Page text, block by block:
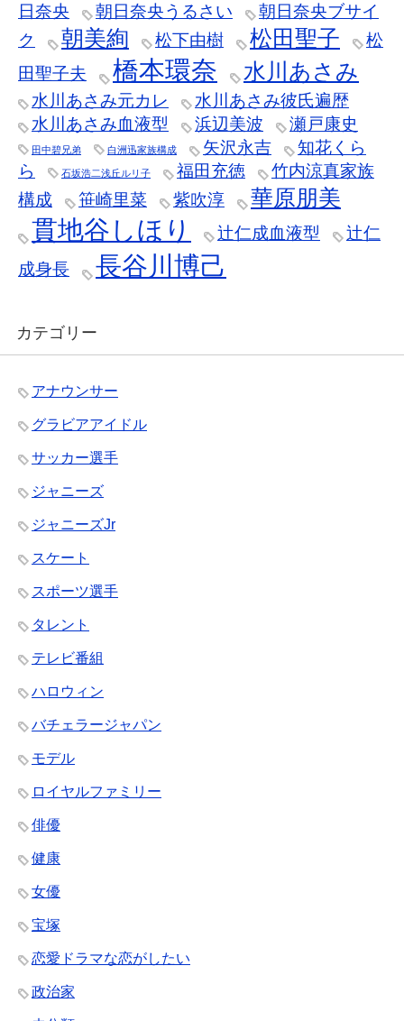
日奈央
朝日奈央うるさい
朝日奈央ブサイ
ク
朝美絢 松下由樹 松田聖子
松
田聖子夫
橋本環奈 水川あさみ
水川あさみ元カレ
水川あさみ彼氏遍歴
水川あさみ血液型
浜辺美波 瀬戸康史
田中碧兄弟 白洲迅家族構成 矢沢永吉
知花くら
ら
石坂浩二浅丘ルリ子 福田充徳
竹内涼真家族
構成
笹崎里菜 紫吹淳 華原朋美
貫地谷しほり 辻仁成血液型
辻仁
成身長
長谷川博己
カテゴリー
アナウンサー
グラビアアイドル
サッカー選手
ジャニーズ
ジャニーズJr
スケート
スポーツ選手
タレント
テレビ番組
ハロウィン
バチェラージャパン
モデル
ロイヤルファミリー
俳優
健康
女優
宝塚
恋愛ドラマな恋がしたい
政治家